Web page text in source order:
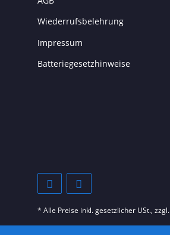
Wiederrufsbelehrung
Impressum
Batteriegesetzhinweise
* Alle Preise inkl. gesetzlicher USt., zzgl.